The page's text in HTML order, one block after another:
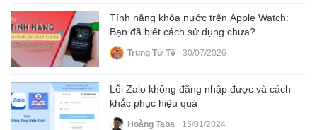
Tính năng khóa nước trên Apple Watch:
Bạn đã biết cách sử dụng chưa?
Trung Tử Tế 30/07/2026
Lỗi Zalo không đăng nhập được và cách
khắc phục hiệu quả
Hoàng Taba 15/01/2024